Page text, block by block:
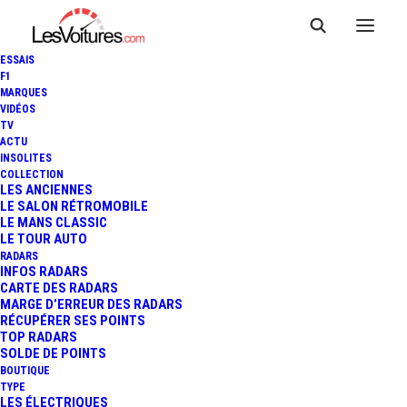
ESSAIS
F1
MARQUES
VIDÉOS
TV
ACTU
INSOLITES
COLLECTION
LES ANCIENNES
LE SALON RÉTROMOBILE
LE MANS CLASSIC
LE TOUR AUTO
RADARS
INFOS RADARS
CARTE DES RADARS
MARGE D’ERREUR DES RADARS
RÉCUPÉRER SES POINTS
TOP RADARS
SOLDE DE POINTS
BOUTIQUE
TYPE
LES ÉLECTRIQUES
13 décembre 2013
F1 : LE PERMIS À POINTS